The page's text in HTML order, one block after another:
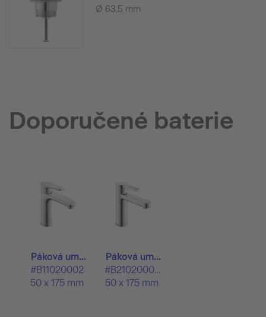
Ø 63,5 mm
Doporučené baterie
Páková um...
#B11020002
50 x 175 mm
Páková um...
#B21020002
50 x 175 mm